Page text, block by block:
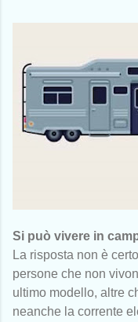
Si può vivere in
La risposta non è
persone che non
ultimo modello, altre
neanche la corrente